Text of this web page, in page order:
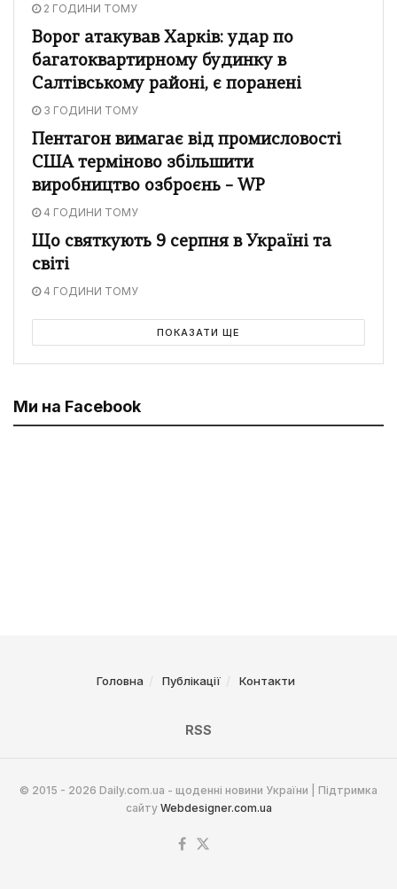
2 ГОДИНИ ТОМУ
Ворог атакував Харків: удар по
багатоквартирному будинку в
Салтівському районі, є поранені
3 ГОДИНИ ТОМУ
Пентагон вимагає від промисловості
США терміново збільшити
виробництво озброєнь – WP
4 ГОДИНИ ТОМУ
Що святкують 9 серпня в Україні та
світі
4 ГОДИНИ ТОМУ
ПОКАЗАТИ ЩЕ
Ми на Facebook
Головна Публікації Контакти
RSS
© 2015 - 2026 Daily.com.ua - щоденні новини України | Підтримка
сайту Webdesigner.com.ua